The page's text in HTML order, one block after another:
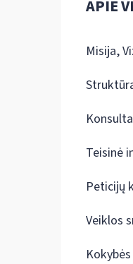
APIE
Misija,
Teisinė
Peticijų
Veiklos